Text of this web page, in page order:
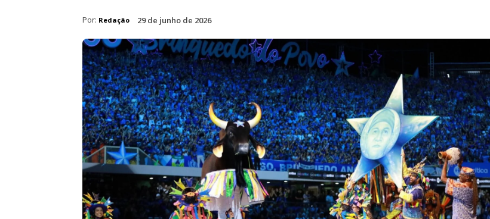
Por: Redação 29 de junho de 2026